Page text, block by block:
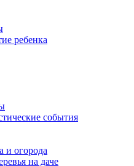
ребенка
события
и огорода
на даче